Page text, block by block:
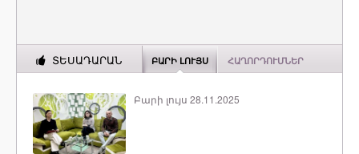
ՏԵՍԱԴԱՐԱՆ ԲԱՐԻ ԼՈՒՅՍ ՀԱՂՈՐԴՈՒՄՆԵՐ
Բարի լույս 28.11.2025